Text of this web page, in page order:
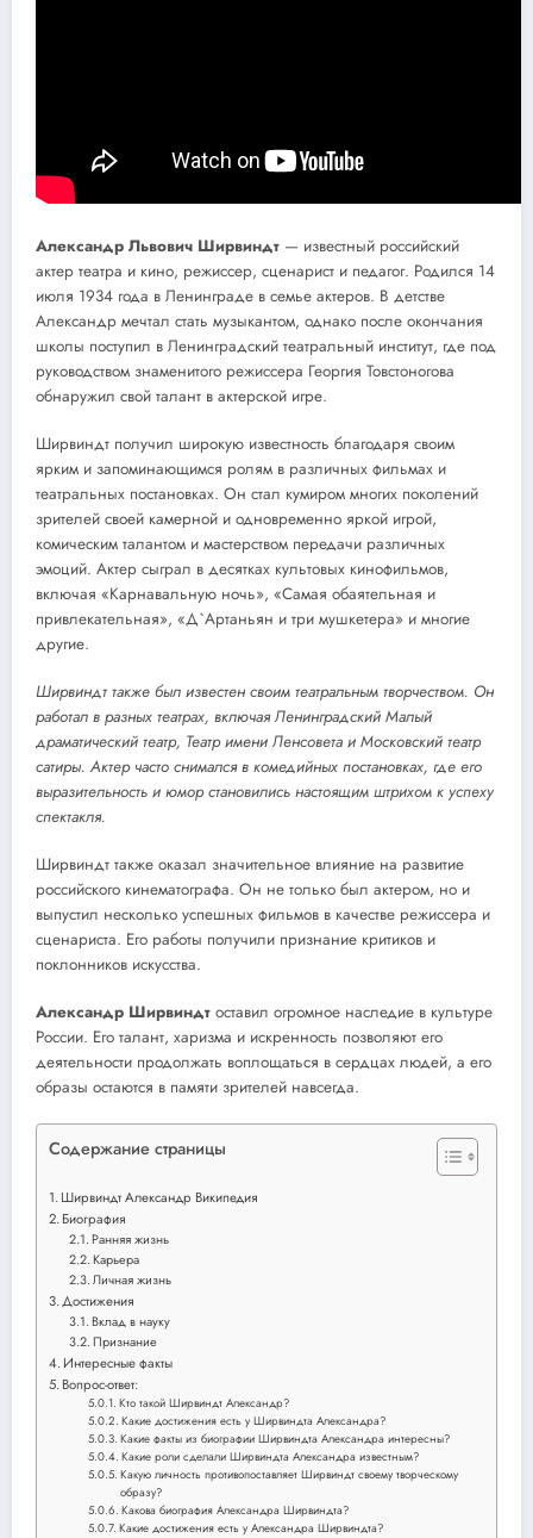
Александр Львович Ширвиндт — известный российский
актер театра и кино, режиссер, сценарист и педагог. Родился 14
июля 1934 года в Ленинграде в семье актеров. В детстве
Александр мечтал стать музыкантом, однако после окончания
школы поступил в Ленинградский театральный институт, где под
руководством знаменитого режиссера Георгия Товстоногова
обнаружил свой талант в актерской игре.
Ширвиндт получил широкую известность благодаря своим
ярким и запоминающимся ролям в различных фильмах и
театральных постановках. Он стал кумиром многих поколений
зрителей своей камерной и одновременно яркой игрой,
комическим талантом и мастерством передачи различных
эмоций. Актер сыграл в десятках культовых кинофильмов,
включая «Карнавальную ночь», «Самая обаятельная и
привлекательная», «Д`Артаньян и три мушкетера» и многие
другие.
Ширвиндт также был известен своим театральным творчеством. Он
работал в разных театрах, включая Ленинградский Малый
драматический театр, Театр имени Ленсовета и Московский театр
сатиры. Актер часто снимался в комедийных постановках, где его
выразительность и юмор становились настоящим штрихом к успеху
спектакля.
Ширвиндт также оказал значительное влияние на развитие
российского кинематографа. Он не только был актером, но и
выпустил несколько успешных фильмов в качестве режиссера и
сценариста. Его работы получили признание критиков и
поклонников искусства.
Александр Ширвиндт оставил огромное наследие в культуре
России. Его талант, харизма и искренность позволяют его
деятельности продолжать воплощаться в сердцах людей, а его
образы остаются в памяти зрителей навсегда.
Содержание страницы
Ширвиндт Александр Википедия
Биография
Ранняя жизнь
Карьера
Личная жизнь
Достижения
Вклад в науку
Признание
Интересные факты
Вопрос-ответ:
Кто такой Ширвиндт Александр?
Какие достижения есть у Ширвиндта Александра?
Какие факты из биографии Ширвиндта Александра интересны?
Какие роли сделали Ширвиндта Александра известным?
Какую личность противопоставляет Ширвиндт своему творческому
образу?
Какова биография Александра Ширвиндта?
Какие достижения есть у Александра Ширвиндта?